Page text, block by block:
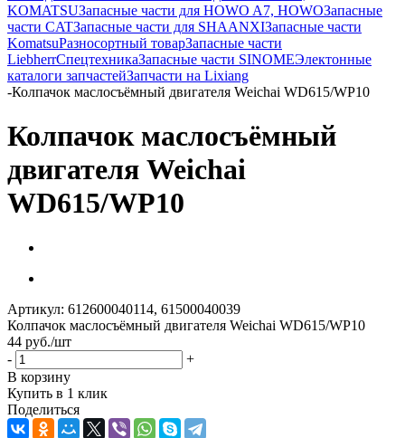
KOMATSUЗапасные части для HOWO A7, HOWOЗапасные
части CATЗапасные части для SHAANXIЗапасные части
KomatsuРазносортный товарЗапасные части
LiebherrСпецтехникаЗапасные части SINOMEЭлектонные
каталоги запчастейЗапчасти на Lixiang
-Колпачок маслосъёмный двигателя Weichai WD615/WP10
Колпачок маслосъёмный
двигателя Weichai
WD615/WP10
Артикул: 612600040114, 61500040039
Колпачок маслосъёмный двигателя Weichai WD615/WP10
44 руб./шт
-
+
В корзину
Купить в 1 клик
Поделиться